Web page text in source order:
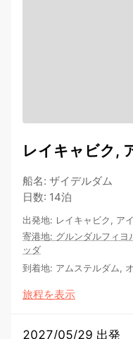
レイキャビク,
船名: ザイデルダム
日数: 14泊
出発地: レイキャビク, ア
寄港地: グルンダルフィヨ
ッダ
到着地: アムステルダム,
旅程を表示
2027/05/29 出発